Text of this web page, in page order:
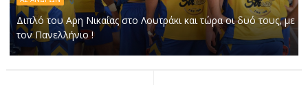
Διπλό του Αρη Νικαίας στο Λουτράκι και τώρα οι δυό τους, με
τον Πανελλήνιο !